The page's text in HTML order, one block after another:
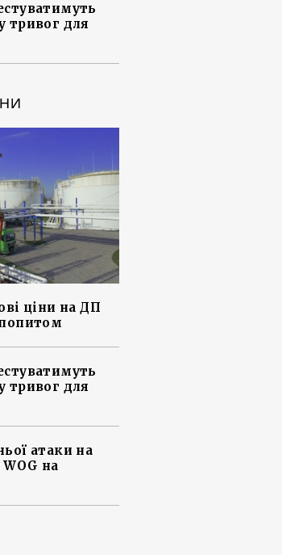
тривог для
ціни на ДП
тривог для
атаки на
на